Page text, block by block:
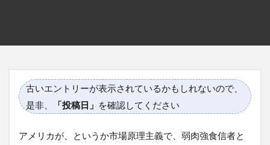
古いエントリーが表示されているかもしれないので、
是非、
「投稿日」 を確認してください
アメリカが、というか市場原理主義で、弱肉強食信者と